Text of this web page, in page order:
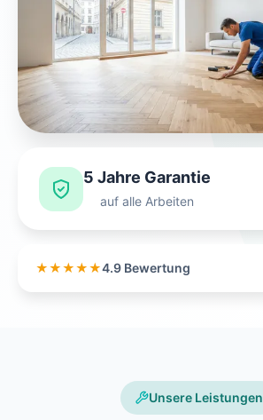
5 Jahre Garantie
auf alle Arbeiten
★★★★★4.9 Bewertung
Unsere Leistungen